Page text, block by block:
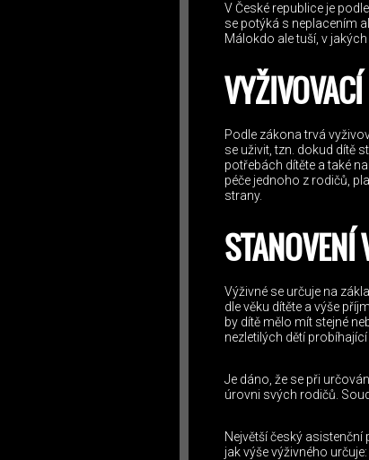
V České republice je
se potýká s neplacením
Málokdo ale tuší, v
Podle zákona trvá
se uživit, tzn. dokud dítě
potřebách dítěte a také
péče jednoho z rodičů,
strany.
STANOVENÍ
Výživné se určuje na
dle věku dítěte a výše
by dítě mělo mít stejné
nezletilých dětí
Je dáno, že se při
úrovni svých rodičů.
Největší český
jak výše výživného určuje: